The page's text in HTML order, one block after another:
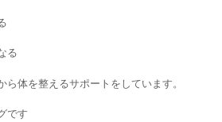
る
体を整えるサポートをしています。
です